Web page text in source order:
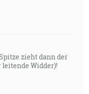
zieht dann der
Widder)!